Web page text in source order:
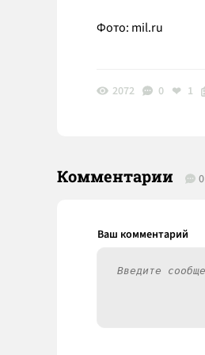
Фото: mil.ru
2072 0 1
Комментарии 0